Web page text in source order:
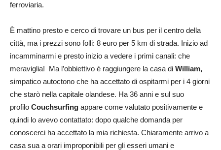
ferroviaria.
È mattino presto e cerco di trovare un bus per il centro della
città, ma i prezzi sono folli: 8 euro per 5 km di strada. Inizio ad
incamminarmi e presto inizio a vedere i primi canali: che
meraviglia! Ma l’obbiettivo è raggiungere la casa di William,
simpatico autoctono che ha accettato di ospitarmi per i 4 giorni
che starò nella capitale olandese. Ha 36 anni e sul suo
profilo Couchsurfing appare come valutato positivamente e
quindi lo avevo contattato: dopo qualche domanda per
conoscerci ha accettato la mia richiesta. Chiaramente arrivo a
casa sua a orari improponibili per gli esseri umani e